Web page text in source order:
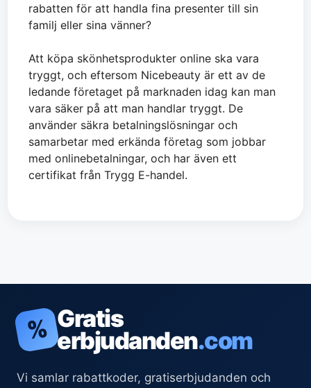
rabatten för att handla fina presenter till sin
familj eller sina vänner?
Att köpa skönhetsprodukter online ska vara
tryggt, och eftersom Nicebeauty är ett av de
ledande företaget på marknaden idag kan man
vara säker på att man handlar tryggt. De
använder säkra betalningslösningar och
samarbetar med erkända företag som jobbar
med onlinebetalningar, och har även ett
certifikat från Trygg E-handel.
% Gratis
erbjudanden.com
Vi samlar rabattkoder, gratiserbjudanden och